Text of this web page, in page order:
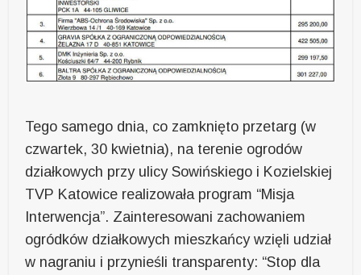
Tego samego dnia, co zamknięto przetarg (w
czwartek, 30 kwietnia), na terenie ogrodów
działkowych przy ulicy Sowińskiego i Kozielskiej
TVP Katowice realizowała program “Misja
Interwencja”. Zainteresowani zachowaniem
ogródków działkowych mieszkańcy wzięli udział
w nagraniu i przynieśli transparenty: “Stop dla